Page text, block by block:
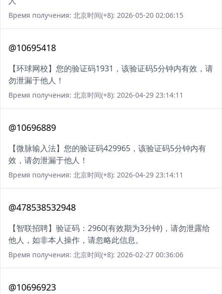
Время получения: 北京时间(+8): 2026-05-20 02:06:15
@10695418
【环球网校】您的验证码1931，该验证码5分钟内有效，请
勿泄漏于他人！
Время получения: 北京时间(+8): 2026-04-29 23:14:11
@10696889
【微脉输入法】您的验证码429965，该验证码5分钟内有
效，请勿泄漏于他人！
Время получения: 北京时间(+8): 2026-04-29 23:14:11
@478538532948
【智联招聘】验证码：2960(有效期为3分钟)，请勿泄露给
他人，如非本人操作，请忽略此信息。
Время получения: 北京时间(+8): 2026-02-27 00:36:06
@10696923